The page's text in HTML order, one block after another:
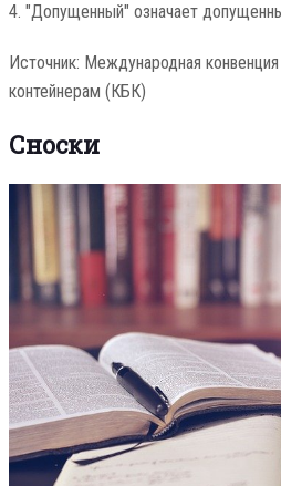
4. "Допущенный" означает
Источник: Международная
контейнерам (КБК)
Сноски